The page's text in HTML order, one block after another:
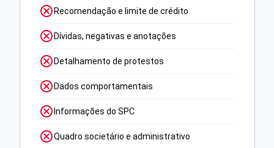
Recomendação e limite de crédito
Dívidas, negativas e anotações
Detalhamento de protestos
Dados comportamentais
Informações do SPC
Quadro societário e administrativo